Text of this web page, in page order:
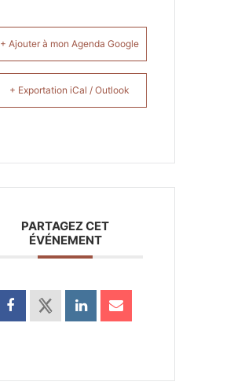
+ Ajouter à mon Agenda Google
+ Exportation iCal / Outlook
PARTAGEZ CET
ÉVÉNEMENT